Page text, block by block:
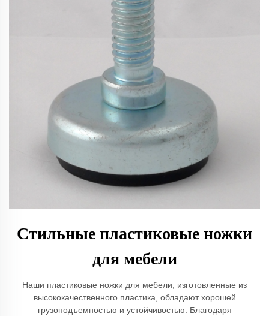
Стильные пластиковые ножки
для мебели
Наши пластиковые ножки для мебели, изготовленные из
высококачественного пластика, обладают хорошей
грузоподъемностью и устойчивостью. Благодаря